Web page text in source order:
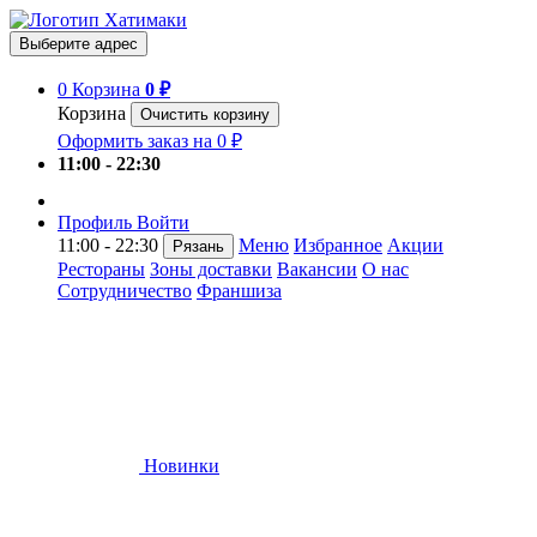
Выберите адрес
0 Корзина 0 ₽
Корзина
Очистить корзину
Оформить заказ на 0 ₽
11:00 - 22:30
Профиль Войти
11:00 - 22:30
Рязань Меню Избранное Акции
Рестораны Зоны доставки Вакансии О нас
Сотрудничество Франшиза
Новинки